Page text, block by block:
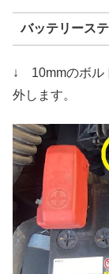
バッテリース
↓ 10mmのボル
外します。